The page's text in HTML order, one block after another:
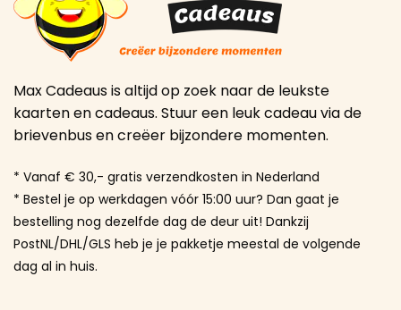
Max Cadeaus is altijd op zoek naar de leukste
kaarten en cadeaus. Stuur een leuk cadeau via de
brievenbus en creëer bijzondere momenten.
* Vanaf € 30,- gratis verzendkosten in Nederland
* Bestel je op werkdagen vóór 15:00 uur? Dan gaat je
bestelling nog dezelfde dag de deur uit! Dankzij
PostNL/DHL/GLS heb je je pakketje meestal de volgende
dag al in huis.